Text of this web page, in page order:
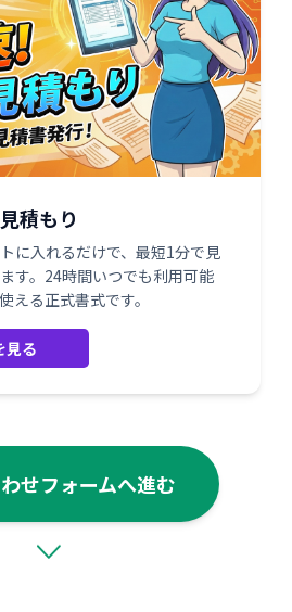
積もり
に入れるだけで、最短1分で見
す。24時間いつでも利用可能
える正式書式です。
見る
せフォームへ進む